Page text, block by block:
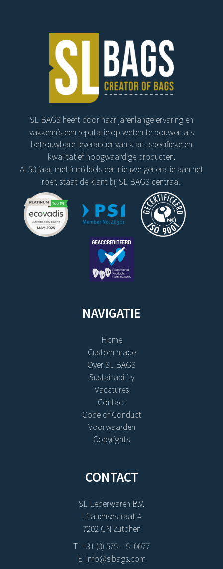
SL BAGS heeft door haar jarenlange ervaring en
vakkennis een reputatie op weten te bouwen als
betrouwbare leverancier van klant specifieke en
kwalitatief hoogwaardige producten.
Al 50 jaar, met inmiddels een nieuwe generatie aan het
roer, staat de klant bij SL BAGS centraal.
NAVIGATIE
Home
Custom made
Over SL BAGS
Sustainability
Vacatures
Contact
Code of Conduct
Voorwaarden
Copyrights
CONTACT
SL Lederwaren B.V.
Litauensestraat 4
7202 CN Zutphen
T +31 (0) 575 – 510077
E info@slbags.com